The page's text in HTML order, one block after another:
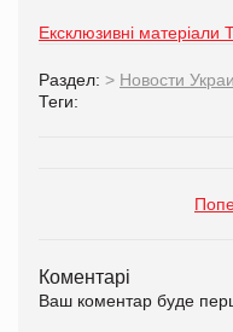
Ексклюзивні матеріали
Раздел: > Новости
Теги:
Коментарі
Ваш коментар буде